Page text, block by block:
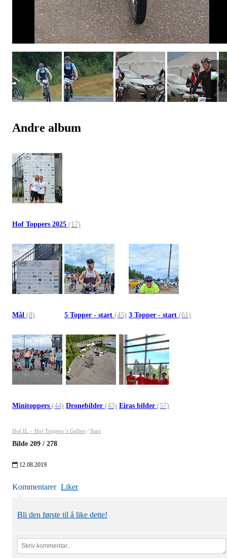
Andre album
Hof Toppers 2025 (17)
Mål (8) 5 Topper - start (45) 3 Topper - start (61)
Minitoppers (44) Dronebilder (43) Eiras bilder (57)
Hof IL – Hof Toppers 's Galleri / Start
Bilde 209 / 278
12.08.2019
Kommentarer Liker
Bli den første til å like dette!